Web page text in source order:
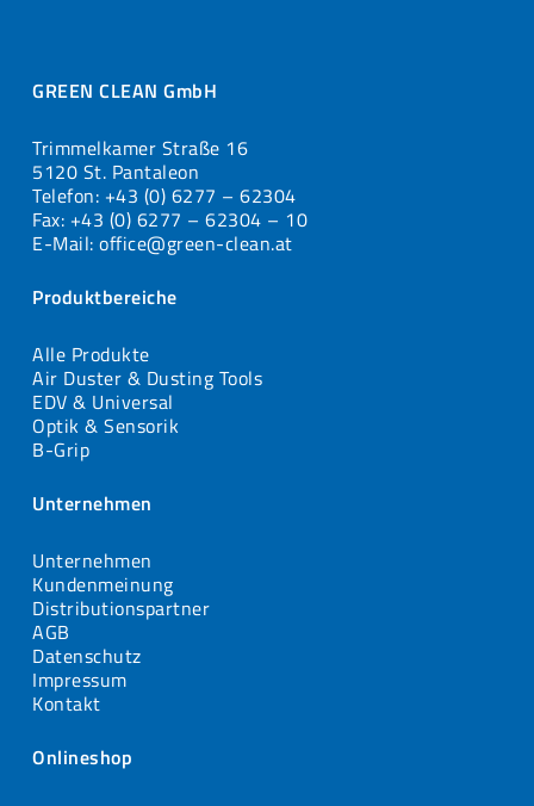
GREEN CLEAN GmbH
Trimmelkamer Straße 16
5120 St. Pantaleon
Telefon: +43 (0) 6277 – 62304
Fax: +43 (0) 6277 – 62304 – 10
E-Mail: office@green-clean.at
Produktbereiche
Alle Produkte
Air Duster & Dusting Tools
EDV & Universal
Optik & Sensorik
B-Grip
Unternehmen
Unternehmen
Kundenmeinung
Distributionspartner
AGB
Datenschutz
Impressum
Kontakt
Onlineshop